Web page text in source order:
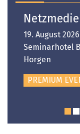
19. August
Seminarhotel
Horgen
PREMIUM